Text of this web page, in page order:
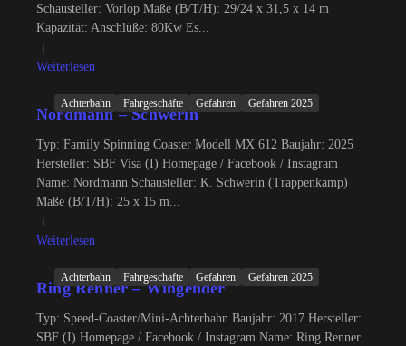
Schausteller: Vorlop Maße (B/T/H): 29/24 x 31,5 x 14 m
Kapazität: Anschlüße: 80Kw Es...
Weiterlesen
Achterbahn Fahrgeschäfte Gefahren Gefahren 2025
Nordmann – Schwerin
Typ: Family Spinning Coaster Modell MX 612 Baujahr: 2025
Hersteller: SBF Visa (I) Homepage / Facebook / Instagram
Name: Nordmann Schausteller: K. Schwerin (Trappenkamp)
Maße (B/T/H): 25 x 15 m...
Weiterlesen
Achterbahn Fahrgeschäfte Gefahren Gefahren 2025
Ring Renner – Wingender
Typ: Speed-Coaster/Mini-Achterbahn Baujahr: 2017 Hersteller:
SBF (I) Homepage / Facebook / Instagram Name: Ring Renner